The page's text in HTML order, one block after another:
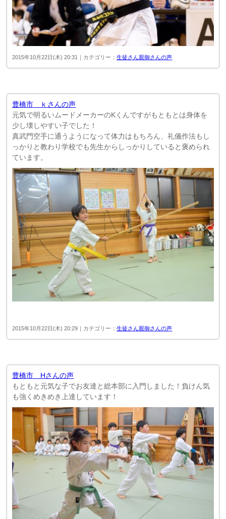
2015年10月22日(木) 20:31｜カテゴリー：生徒さん親御さんの声
豊橋市 ｋさんの声
元気で明るいムードメーカーのKくんですがもともとは身体を
少し壊しやすい子でした！
真武門空手に通うようになって体力はもちろん、礼儀作法もし
っかりと教わり学校でも先生からしっかりしていると褒められ
ています。
2015年10月22日(木) 20:29｜カテゴリー：生徒さん親御さんの声
豊橋市 Hさんの声
もともと元気な子でお友達と総本部に入門しました！負けん気
も強くめきめき上達しています！